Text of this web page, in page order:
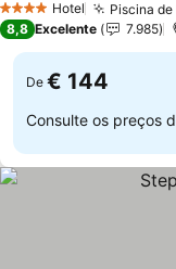
4 EstrelasHotel Piscina
8,8 Excelente 7.985
De € 144
Consulte os preços